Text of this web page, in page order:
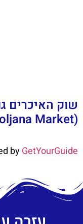
שוק האיכרים
(Gunduliceva Poljana Market)
byGetYourGuide